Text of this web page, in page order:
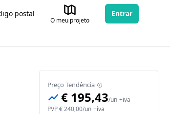
postal
O meu projeto
Entrar
Preço Tendência
€ 195,43/un +iva
PVP€ 240,00/un +iva